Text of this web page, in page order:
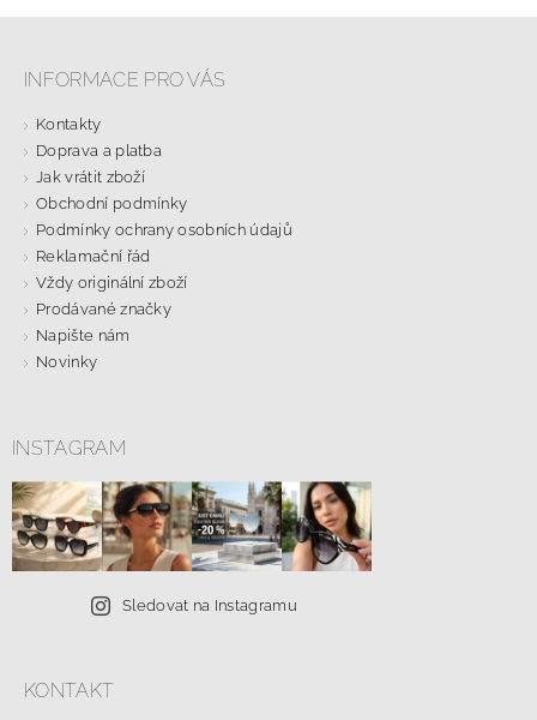
INFORMACE PRO VÁS
Kontakty
Doprava a platba
Jak vrátit zboží
Obchodní podmínky
Podmínky ochrany osobních údajů
Reklamační řád
Vždy originální zboží
Prodávané značky
Napište nám
Novinky
INSTAGRAM
Sledovat na Instagramu
KONTAKT